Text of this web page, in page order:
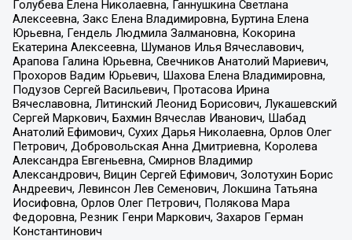
Голубева Елена Николаевна, Ганнушкина Светлана
Алексеевна, Закс Елена Владимировна, Буртина Елена
Юрьевна, Гендель Людмила Залмановна, Кокорина
Екатерина Алексеевна, Шуманов Илья Вячеславович,
Арапова Галина Юрьевна, Свечников Анатолий Мариевич,
Прохоров Вадим Юрьевич, Шахова Елена Владимировна,
Подузов Сергей Васильевич, Протасова Ирина
Вячеславовна, Литинский Леонид Борисович, Лукашевский
Сергей Маркович, Бахмин Вячеслав Иванович, Шабад
Анатолий Ефимович, Сухих Дарья Николаевна, Орлов Олег
Петрович, Добровольская Анна Дмитриевна, Королева
Александра Евгеньевна, Смирнов Владимир
Александрович, Вицин Сергей Ефимович, Золотухин Борис
Андреевич, Левинсон Лев Семенович, Локшина Татьяна
Иосифовна, Орлов Олег Петрович, Полякова Мара
Федоровна, Резник Генри Маркович, Захаров Герман
Константинович